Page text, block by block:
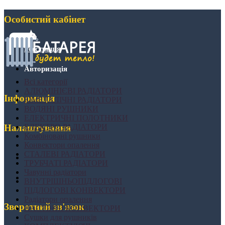
Особистий кабінет
Реєстрація
Авторизація
Інформація
Налаштування
Зворотний зв'язок
БІМЕТАЛІЧНІ РАДІАТОРИ
ЕЛЕКТРО РАДІАТОРИ
Комбіновані рушники
НАСТІННІ КОНВЕКТОРИ